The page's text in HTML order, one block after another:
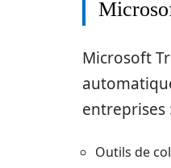
Microsoft
entreprises
Outils de